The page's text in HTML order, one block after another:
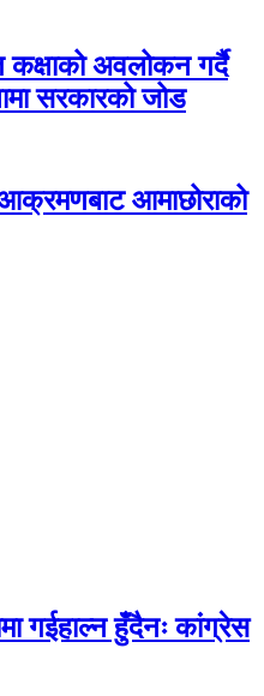
अवलोकन गर्दै
सरकारको जोड
आक्रमणबाट आमाछोराको
गईहाल्न हुँदैनः कांग्रेस